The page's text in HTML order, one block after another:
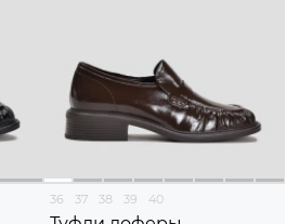
36 37 38 39 40